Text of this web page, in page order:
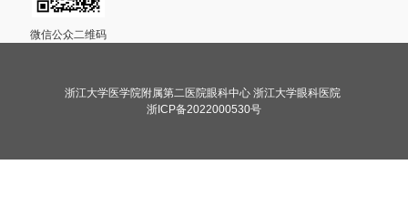
微信公众二维码
浙江大学医学院附属第二医院眼科中心 浙江大学眼科医院
浙ICP备2022000530号